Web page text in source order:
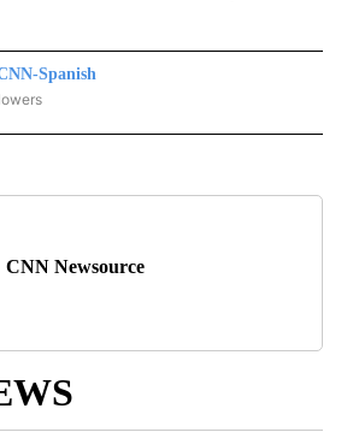
Spanish
SPANISH" TO RECEIVE NOTIFICATIONS ABOUT
CNN Newsource